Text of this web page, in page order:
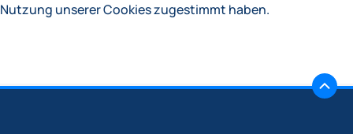
Nutzung unserer Cookies zugestimmt haben.